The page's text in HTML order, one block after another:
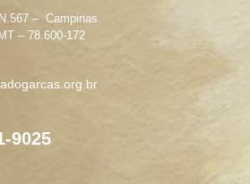
– Campinas
– 78.600-172
9025